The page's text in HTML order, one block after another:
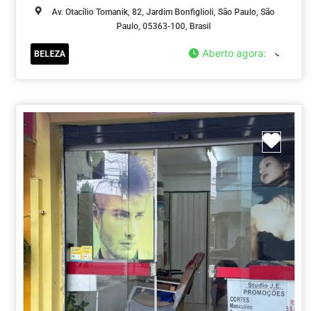
Av. Otacílio Tomanik, 82, Jardim Bonfiglioli, São Paulo, São
Paulo, 05363-100, Brasil
BELEZA Aberto agora: